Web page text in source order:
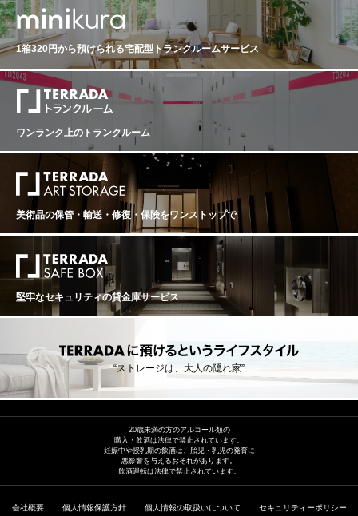
1箱320円から預けられる宅配型トランクルームサービス
ワンランク上のトランクルーム
美術品の保管・輸送・修復・保険をワンストップで
堅牢なセキュリティの貸金庫サービス
“ストレージは、大人の隠れ家”
20歳未満の方のアルコール類の
購入・飲酒は法律で禁止されています。
妊娠中や授乳期の飲酒は、胎児・乳児の発育に
悪影響を与えるおそれがあります。
飲酒運転は法律で禁止されています。
会社概要 個人情報保護方針 個人情報の取扱いについて セキュリティーポリシー